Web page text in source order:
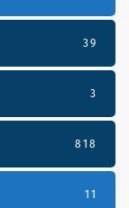
39
3
818
11